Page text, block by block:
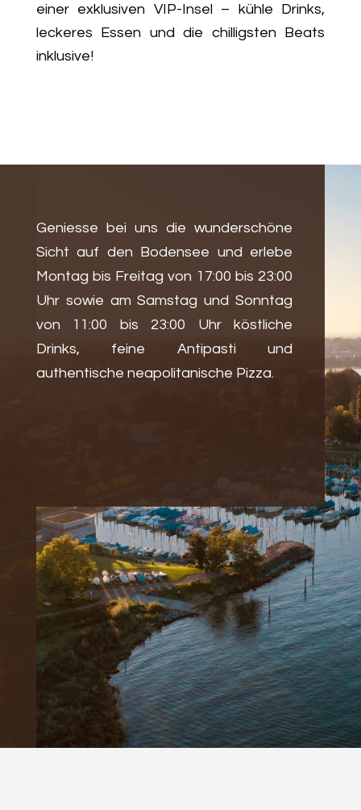
einer exklusiven VIP-Insel – kühle Drinks,
leckeres Essen und die chilligsten Beats
inklusive!
Geniesse bei uns die wunderschöne
Sicht auf den Bodensee und erlebe
Montag bis Freitag von 17:00 bis 23:00
Uhr sowie am Samstag und Sonntag
von 11:00 bis 23:00 Uhr köstliche
Drinks, feine Antipasti und
authentische neapolitanische Pizza.